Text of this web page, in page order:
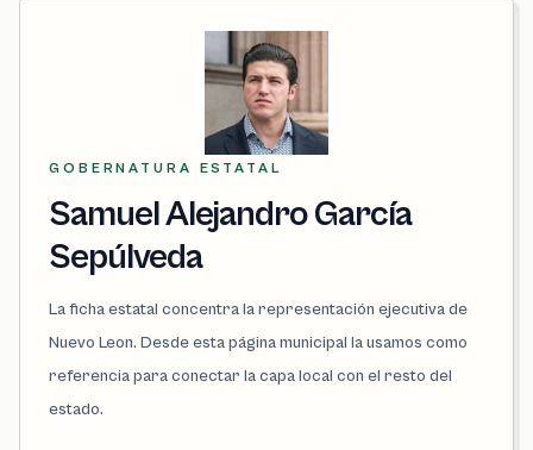
GOBERNATURA ESTATAL
Samuel Alejandro García
Sepúlveda
La ficha estatal concentra la representación ejecutiva de
Nuevo Leon. Desde esta página municipal la usamos como
referencia para conectar la capa local con el resto del
estado.